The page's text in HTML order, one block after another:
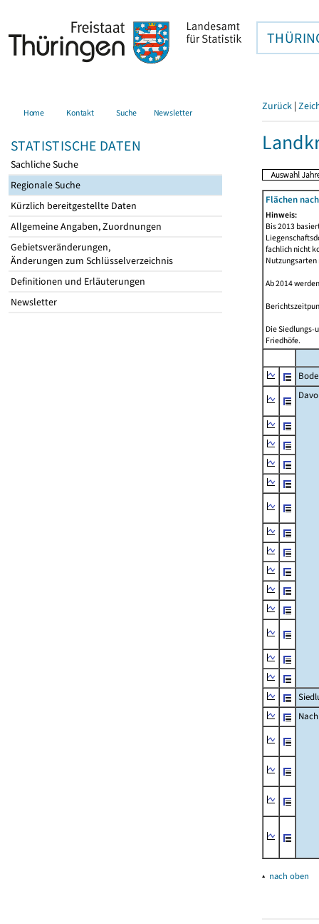
Home Kontakt Suche Newsletter
STATISTISCHE DATEN
Sachliche Suche
Regionale Suche
Kürzlich bereitgestellte Daten
Allgemeine Angaben, Zuordnungen
Gebietsveränderungen,
Änderungen zum Schlüsselverzeichnis
Definitionen und Erläuterungen
Newsletter
Zurück |
Flächen
Hinweis:
Bis 2013
fachlich nicht
Ab 2014
Die Siedlungs-
Friedhöfe.
▴ nach oben